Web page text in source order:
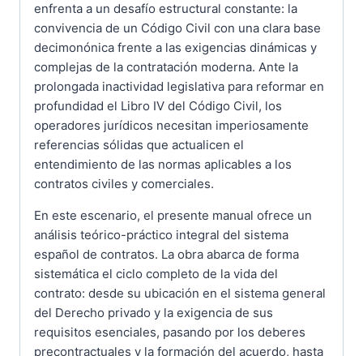
enfrenta a un desafío estructural constante: la
convivencia de un Código Civil con una clara base
decimonónica frente a las exigencias dinámicas y
complejas de la contratación moderna. Ante la
prolongada inactividad legislativa para reformar en
profundidad el Libro IV del Código Civil, los
operadores jurídicos necesitan imperiosamente
referencias sólidas que actualicen el
entendimiento de las normas aplicables a los
contratos civiles y comerciales.
En este escenario, el presente manual ofrece un
análisis teórico-práctico integral del sistema
español de contratos. La obra abarca de forma
sistemática el ciclo completo de la vida del
contrato: desde su ubicación en el sistema general
del Derecho privado y la exigencia de sus
requisitos esenciales, pasando por los deberes
precontractuales y la formación del acuerdo, hasta